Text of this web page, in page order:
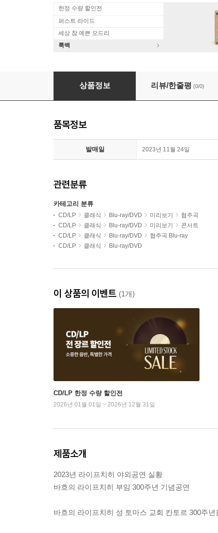
한정 수량 할인전
퍼스트 라이드
세상 참 예쁜 오드리
룩백
바흐의 라이프치히 부임 300주년 기념공연
상품정보 리뷰/한줄평 (0/0)
품목정보
발매일 2023년 11월 24일
관련분류
카테고리 분류
CD/LP 클래식 Blu-ray/DVD 미리보기
협주곡
CD/LP
클래식 Blu-ray/DVD 미리보기
콘서트
CD/LP
클래식 Blu-ray/DVD
협주곡 Blu-ray
CD/LP
클래식 Blu-ray/DVD
이 상품의 이벤트 (1개)
CD/LP 한정 수량 할인전
2026년 01월 01일 ~ 2026년 12월 31일
제품소개
2023년 라이프치히 야외공연 실황
바흐의 라이프치히 부임 300주년 기념공연
바흐의 라이프치히 성 토마스 교회 칸토르 300주